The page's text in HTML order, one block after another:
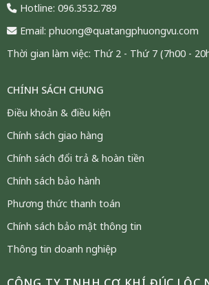
Hotline: 096.3532.789
Email: phuong@quatangphuongvu.com
Thời gian làm việc: Thứ 2 - Thứ 7 (7h00 -
CHÍNH SÁCH CHUNG
Điều khoản & điều kiện
Chính sách giao hàng
Chính sách đổi trả & hoàn tiền
Chính sách bảo hành
Phương thức thanh toán
Chính sách bảo mật thông tin
Thông tin doanh nghiệp